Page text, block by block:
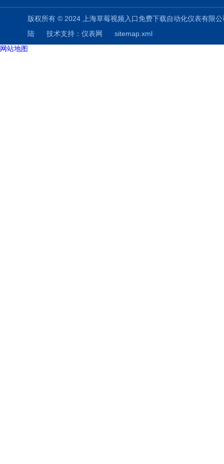
版权所有 © 2024 上海草莓视频入口免费下载自动化仪表有
陆 技术支持： 仪表网
sitemap.xml
网站地图